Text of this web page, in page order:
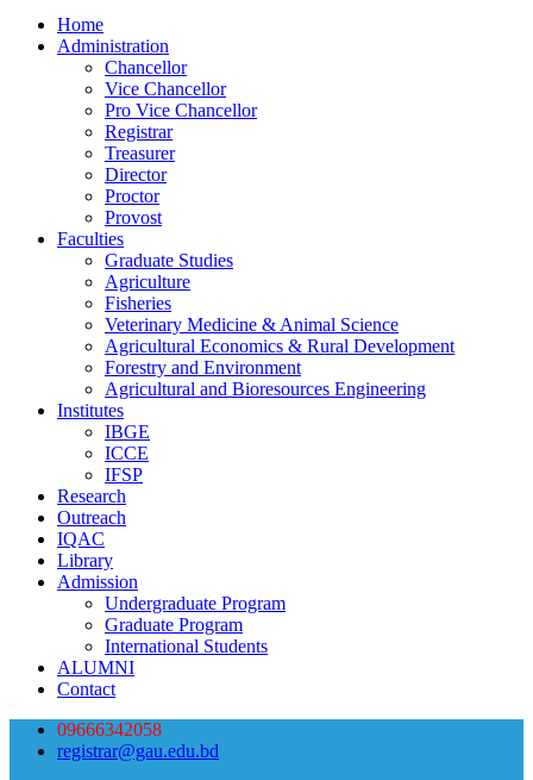
Home
Administration
Chancellor
Vice Chancellor
Pro Vice Chancellor
Registrar
Treasurer
Director
Proctor
Provost
Faculties
Graduate Studies
Agriculture
Fisheries
Veterinary Medicine & Animal Science
Agricultural Economics & Rural Development
Forestry and Environment
Agricultural and Bioresources Engineering
Institutes
IBGE
ICCE
IFSP
Research
Outreach
IQAC
Library
Admission
Undergraduate Program
Graduate Program
International Students
ALUMNI
Contact
09666342058
registrar@gau.edu.bd